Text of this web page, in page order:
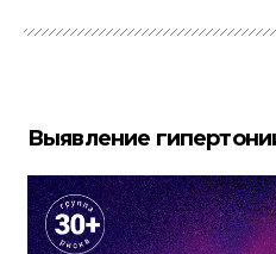
Выявление